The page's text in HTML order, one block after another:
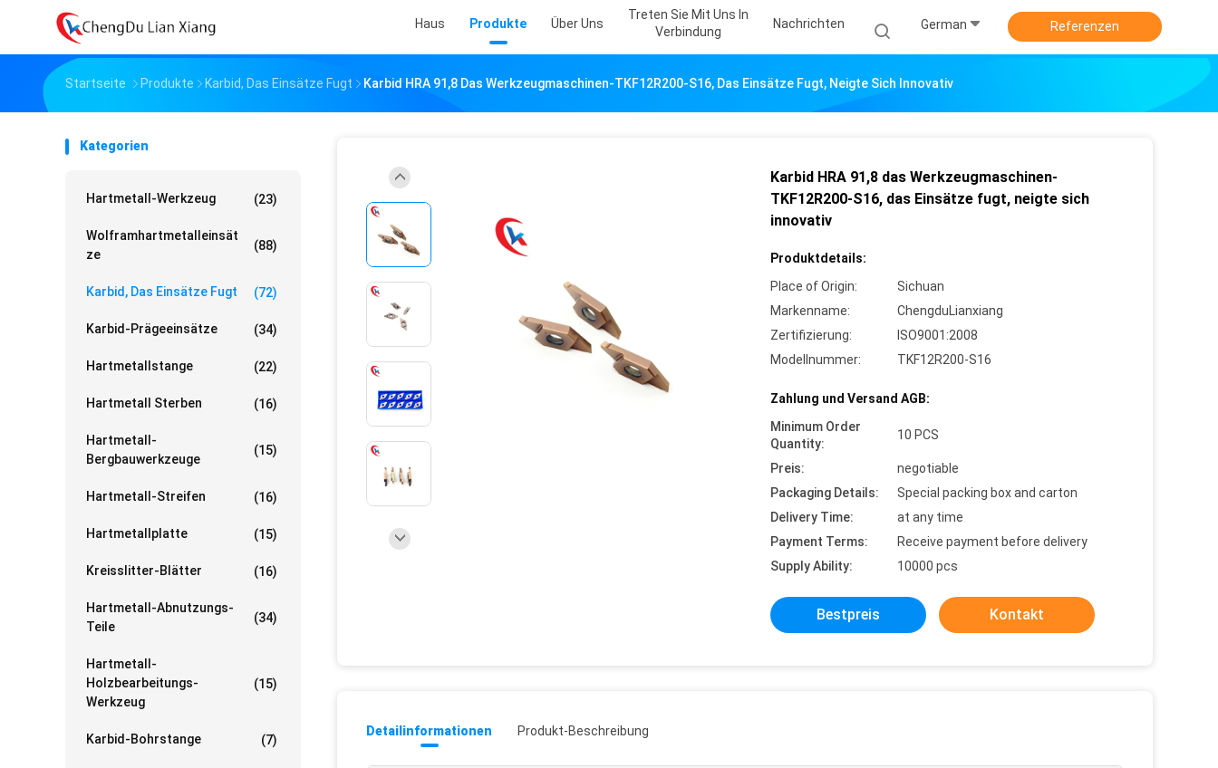
Haus Produkte Über Uns
Treten Sie Mit Uns In
Verbindung
Nachrichten German Referenzen
Startseite Produkte Karbid, Das Einsätze Fugt Karbid HRA 91,8 Das Werkzeugmaschinen-TKF12R200-S16, Das Einsätze Fugt, Neigte Sich Innovativ
Kategorien
Hartmetall-Werkzeug (23)
Wolframhartmetalleinsät
Ze
(88)
Karbid, Das Einsätze Fugt (72)
Karbid-Prägeeinsätze (34)
Hartmetallstange (22)
Hartmetall Sterben (16)
Hartmetall-
Bergbauwerkzeuge
(15)
Hartmetall-Streifen (16)
Hartmetallplatte (15)
Kreisslitter-Blätter (16)
Hartmetall-Abnutzungs-
Teile
(34)
Hartmetall-
Holzbearbeitungs-
Werkzeug
(15)
Karbid-Bohrstange (7)
Karbid HRA 91,8 das Werkzeugmaschinen-
TKF12R200-S16, das Einsätze fugt, neigte sich
innovativ
Produktdetails:
Place of Origin:
Sichuan
Markenname:
ChengduLianxiang
Zertifizierung:
ISO9001:2008
Modellnummer:
TKF12R200-S16
Zahlung und Versand AGB:
Minimum Order
Quantity:
10 PCS
Preis:
negotiable
Packaging Details:
Special packing box and carton
Delivery Time:
at any time
Payment Terms:
Receive payment before delivery
Supply Ability:
10000 pcs
Bestpreis Kontakt
Detailinformationen Produkt-Beschreibung